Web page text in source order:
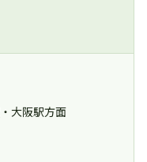
・大阪駅方面